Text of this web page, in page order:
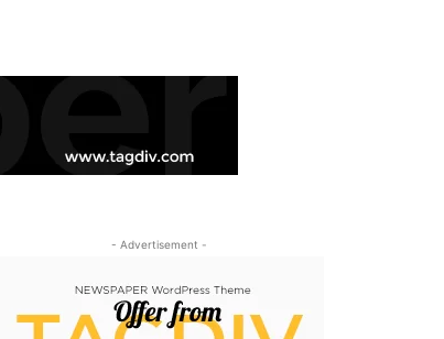
- Advertisement -